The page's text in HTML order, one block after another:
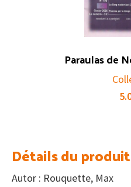
Paraulas de
Détails du produit
Autor : Rouquette, Max